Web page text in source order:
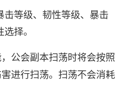
等级、韧性等级、暴击
择。
公会副本扫荡时将会按照
进行扫荡。扫荡不会消耗